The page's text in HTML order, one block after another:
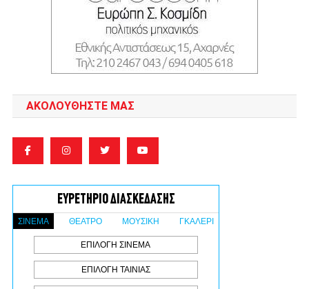
ΑΚΟΛΟΥΘΉΣΤΕ ΜΑΣ